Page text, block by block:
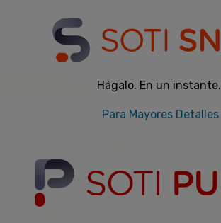
Hágalo. En un instante.
Para Mayores Detalles